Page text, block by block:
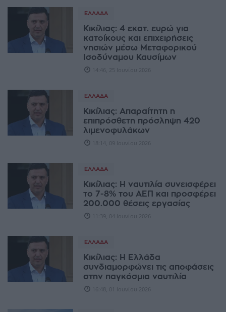
ΕΛΛΆΔΑ
Κικίλιας: 4 εκατ. ευρώ για
κατοίκους και επιχειρήσεις
νησιών μέσω Μεταφορικού
Ισοδύναμου Καυσίμων
14:46, 25 Ιουνίου 2026
ΕΛΛΆΔΑ
Κικίλιας: Aπαραίτητη η
επιπρόσθετη πρόσληψη 420
λιμενοφυλάκων
18:14, 09 Ιουνίου 2026
ΕΛΛΆΔΑ
Κικίλιας: Η ναυτιλία συνεισφέρει
το 7-8% του ΑΕΠ και προσφέρει
200.000 θέσεις εργασίας
11:39, 04 Ιουνίου 2026
ΕΛΛΆΔΑ
Κικίλιας: Η Ελλάδα
συνδιαμορφώνει τις αποφάσεις
στην παγκόσμια ναυτιλία
16:48, 01 Ιουνίου 2026